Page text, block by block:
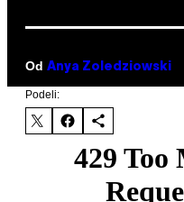
Od Anya Zoledziowski
Podeli: